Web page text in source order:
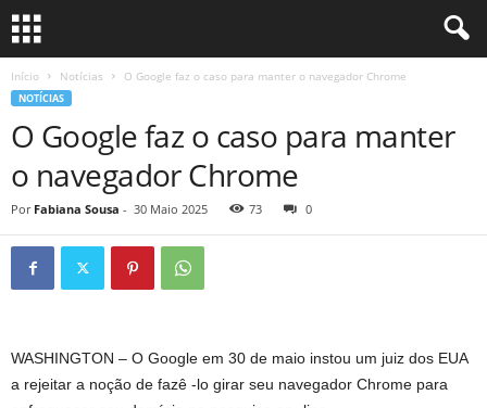
Início Notícias O Google faz o caso para manter o navegador Chrome
NOTÍCIAS
O Google faz o caso para manter
o navegador Chrome
Por Fabiana Sousa - 30 Maio 2025 73 0
WASHINGTON – O Google em 30 de maio instou um juiz dos EUA
a rejeitar a noção de fazê -lo girar seu navegador Chrome para